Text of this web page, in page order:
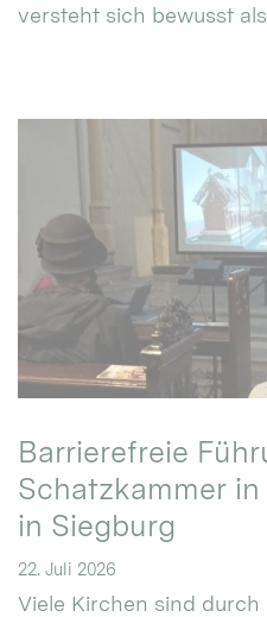
versteht sich bewusst
Barrierefreie
Schatzkammer
in Siegburg
22. Juli 2026
Viele Kirchen sind